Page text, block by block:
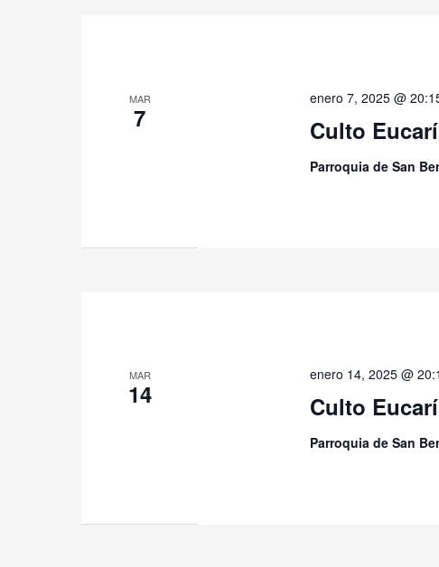
MAR
7 Culto
enero 7, 2025 @
Parroquia de San
MAR
14 Culto
enero 14, 2025 @
Parroquia de San